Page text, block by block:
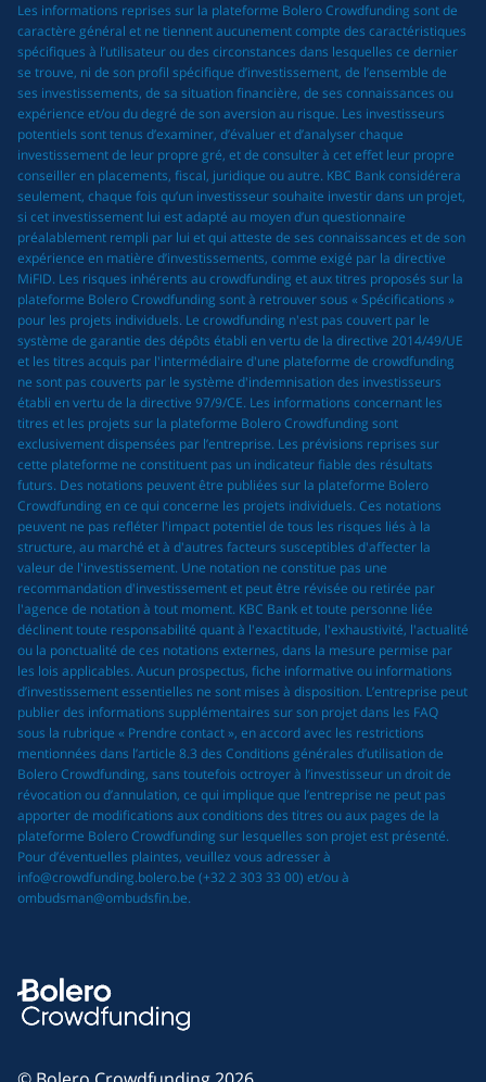
Les informations reprises sur la plateforme Bolero Crowdfunding sont de
caractère général et ne tiennent aucunement compte des caractéristiques
spécifiques à l’utilisateur ou des circonstances dans lesquelles ce dernier
se trouve, ni de son profil spécifique d’investissement, de l’ensemble de
ses investissements, de sa situation financière, de ses connaissances ou
expérience et/ou du degré de son aversion au risque. Les investisseurs
potentiels sont tenus d’examiner, d’évaluer et d’analyser chaque
investissement de leur propre gré, et de consulter à cet effet leur propre
conseiller en placements, fiscal, juridique ou autre. KBC Bank considérera
seulement, chaque fois qu’un investisseur souhaite investir dans un projet,
si cet investissement lui est adapté au moyen d’un questionnaire
préalablement rempli par lui et qui atteste de ses connaissances et de son
expérience en matière d’investissements, comme exigé par la directive
MiFID. Les risques inhérents au crowdfunding et aux titres proposés sur la
plateforme Bolero Crowdfunding sont à retrouver sous « Spécifications »
pour les projets individuels. Le crowdfunding n'est pas couvert par le
système de garantie des dépôts établi en vertu de la directive 2014/49/UE
et les titres acquis par l'intermédiaire d'une plateforme de crowdfunding
ne sont pas couverts par le système d'indemnisation des investisseurs
établi en vertu de la directive 97/9/CE. Les informations concernant les
titres et les projets sur la plateforme Bolero Crowdfunding sont
exclusivement dispensées par l’entreprise. Les prévisions reprises sur
cette plateforme ne constituent pas un indicateur fiable des résultats
futurs. Des notations peuvent être publiées sur la plateforme Bolero
Crowdfunding en ce qui concerne les projets individuels. Ces notations
peuvent ne pas refléter l'impact potentiel de tous les risques liés à la
structure, au marché et à d'autres facteurs susceptibles d'affecter la
valeur de l'investissement. Une notation ne constitue pas une
recommandation d'investissement et peut être révisée ou retirée par
l'agence de notation à tout moment. KBC Bank et toute personne liée
déclinent toute responsabilité quant à l'exactitude, l'exhaustivité, l'actualité
ou la ponctualité de ces notations externes, dans la mesure permise par
les lois applicables. Aucun prospectus, fiche informative ou informations
d’investissement essentielles ne sont mises à disposition. L’entreprise peut
publier des informations supplémentaires sur son projet dans les FAQ
sous la rubrique « Prendre contact », en accord avec les restrictions
mentionnées dans l’article 8.3 des Conditions générales d’utilisation de
Bolero Crowdfunding, sans toutefois octroyer à l’investisseur un droit de
révocation ou d’annulation, ce qui implique que l’entreprise ne peut pas
apporter de modifications aux conditions des titres ou aux pages de la
plateforme Bolero Crowdfunding sur lesquelles son projet est présenté.
Pour d’éventuelles plaintes, veuillez vous adresser à
info@crowdfunding.bolero.be (+32 2 303 33 00) et/ou à
ombudsman@ombudsfin.be.